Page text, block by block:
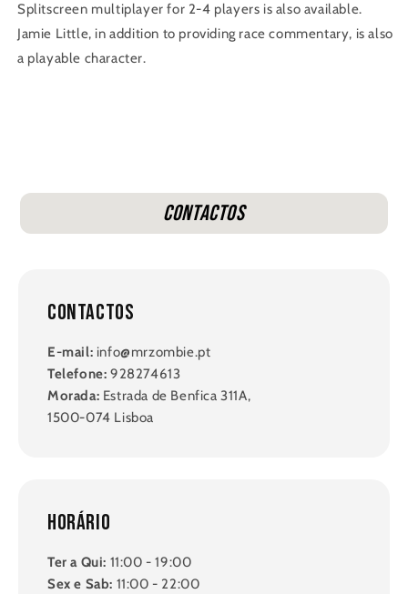
Splitscreen multiplayer for 2-4 players is also available.
Jamie Little, in addition to providing race commentary, is also
a playable character.
Contactos
Contactos
E-mail: info@mrzombie.pt
Telefone: 928274613
Morada: Estrada de Benfica 311A,
1500-074 Lisboa
Horário
Ter a Qui: 11:00 - 19:00
Sex e Sab: 11:00 - 22:00